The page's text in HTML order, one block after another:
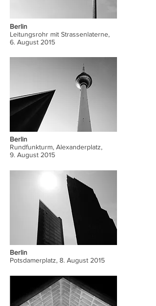
Berlin
Leitungsrohr mit Strassenlaterne,
6. August 2015
Berlin
Rundfunkturm, Alexanderplatz,
9. August 2015
Berlin
Potsdamerplatz, 8. August 2015